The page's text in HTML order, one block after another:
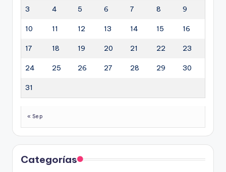
3 4 5 6 7 8 9
10 11 12 13 14 15 16
17 18 19 20 21 22 23
24 25 26 27 28 29 30
31
« Sep
Categorías